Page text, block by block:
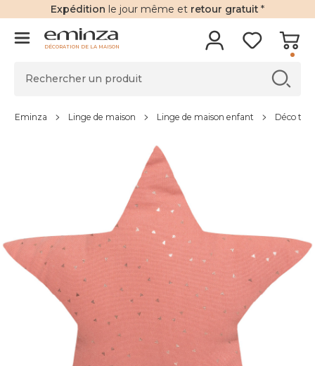
Expédition le jour même et retour gratuit *
DÉCORATION DE LA MAISON
Eminza Linge de maison Linge de maison enfant Déco